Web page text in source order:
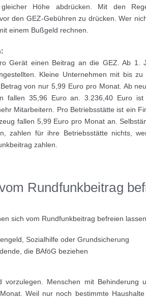
gleicher Höhe abdrücken. Mit den
den GEZ-Gebühren zu drücken. Wer
einem Bußgeld rechnen.
Gerät einen Beitrag an die GEZ. Ab 1.
Kleine Unternehmen mit bis zu
von nur 5,99 Euro pro Monat. Ab
fallen 35,96 Euro an. 3.236,40 Euro
Mitarbeitern. Pro Betriebsstätte ist ein
fallen 5,99 Euro pro Monat an.
zahlen für ihre Betriebsstätte nichts,
zahlen.
Rundfunkbeitrag
sich vom Rundfunkbeitrag befreien
Sozialhilfe oder Grundsicherung
die BAföG beziehen
vorzulegen. Menschen mit Behinderung
Weil nur noch bestimmte